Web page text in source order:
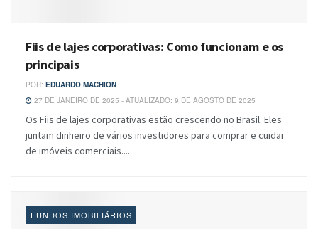
Fiis de lajes corporativas: Como funcionam e os
principais
POR: EDUARDO MACHION
27 DE JANEIRO DE 2025 - ATUALIZADO: 9 DE AGOSTO DE 2025
Os Fiis de lajes corporativas estão crescendo no Brasil. Eles
juntam dinheiro de vários investidores para comprar e cuidar
de imóveis comerciais....
FUNDOS IMOBILIÁRIOS